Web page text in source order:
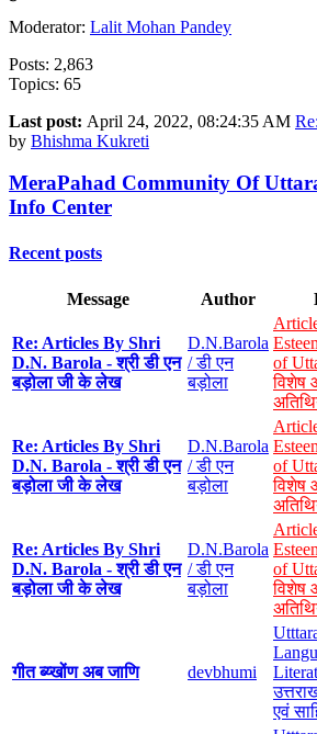
Moderator: Lalit Mohan Pandey
Posts: 2,863
Topics: 65
Last post: April 24, 2022, 08:24:35 AM
by Bhishma Kukreti
MeraPahad Community Of
Info Center
Recent posts
Message Author
Re: Articles By Shri
D.N. Barola - श्री डी एन
बड़ोला जी के लेख
D.N.Barola
/ डी एन
बड़ोला
of
विशेष
Re: Articles By Shri
D.N. Barola - श्री डी एन
बड़ोला जी के लेख
D.N.Barola
/ डी एन
बड़ोला
of
विशेष
Re: Articles By Shri
D.N. Barola - श्री डी एन
बड़ोला जी के लेख
D.N.Barola
/ डी एन
बड़ोला
of
विशेष
गीत ब्य्खोंण अब जाणि devbhumi
एवं